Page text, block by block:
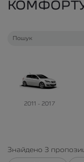
2011 - 2017
Знайдено 3